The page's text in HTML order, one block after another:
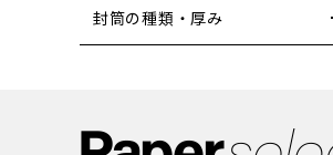
封筒の種類・厚み